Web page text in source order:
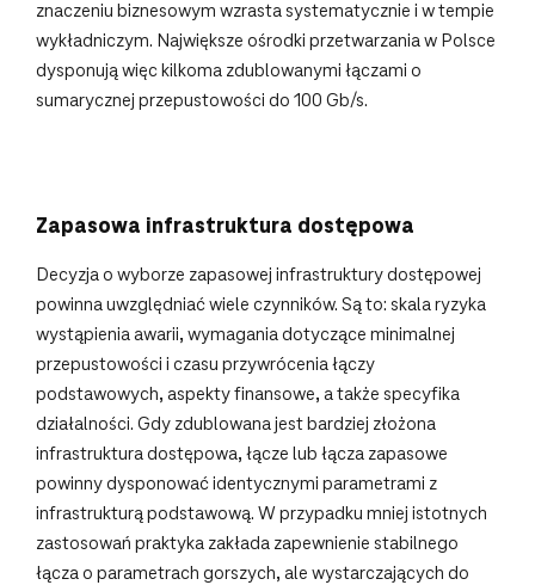
znaczeniu biznesowym wzrasta systematycznie i w tempie
wykładniczym. Największe ośrodki przetwarzania w Polsce
dysponują więc kilkoma zdublowanymi łączami o
sumarycznej przepustowości do 100 Gb/s.
Zapasowa infrastruktura dostępowa
Decyzja o wyborze zapasowej infrastruktury dostępowej
powinna uwzględniać wiele czynników. Są to: skala ryzyka
wystąpienia awarii, wymagania dotyczące minimalnej
przepustowości i czasu przywrócenia łączy
podstawowych, aspekty finansowe, a także specyfika
działalności. Gdy zdublowana jest bardziej złożona
infrastruktura dostępowa, łącze lub łącza zapasowe
powinny dysponować identycznymi parametrami z
infrastrukturą podstawową. W przypadku mniej istotnych
zastosowań praktyka zakłada zapewnienie stabilnego
łącza o parametrach gorszych, ale wystarczających do